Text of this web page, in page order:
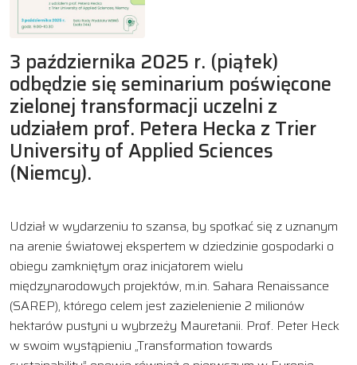
3 października 2025 r. (piątek)
odbędzie się seminarium poświęcone
zielonej transformacji uczelni z
udziałem prof. Petera Hecka z Trier
University of Applied Sciences
(Niemcy).
Udział w wydarzeniu to szansa, by spotkać się z uznanym
na arenie światowej ekspertem w dziedzinie gospodarki o
obiegu zamkniętym oraz inicjatorem wielu
międzynarodowych projektów, m.in. Sahara Renaissance
(SAREP), którego celem jest zazielenienie 2 milionów
hektarów pustyni u wybrzeży Mauretanii. Prof. Peter Heck
w swoim wystąpieniu „Transformation towards